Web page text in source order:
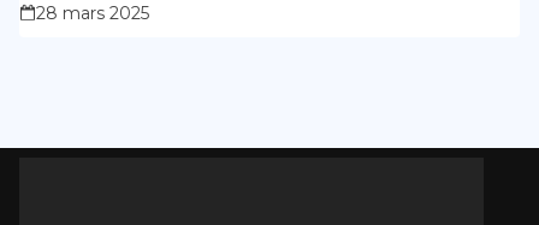
28 mars 2025